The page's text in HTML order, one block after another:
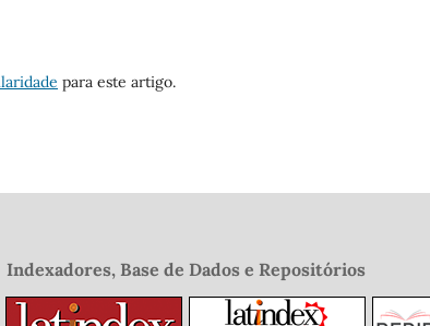
para este artigo.
Indexadores, Base de Dados e Repositórios